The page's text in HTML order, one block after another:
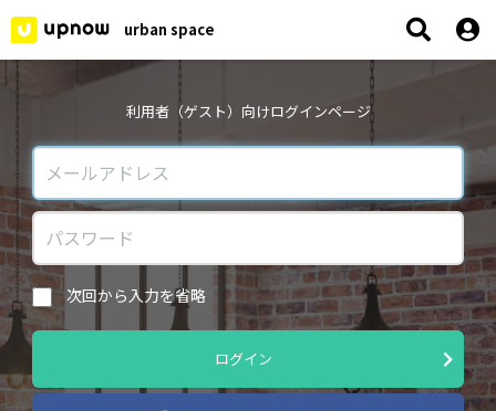
urban space
利用者（ゲスト）向けログインページ
次回から入力を省略
ログイン